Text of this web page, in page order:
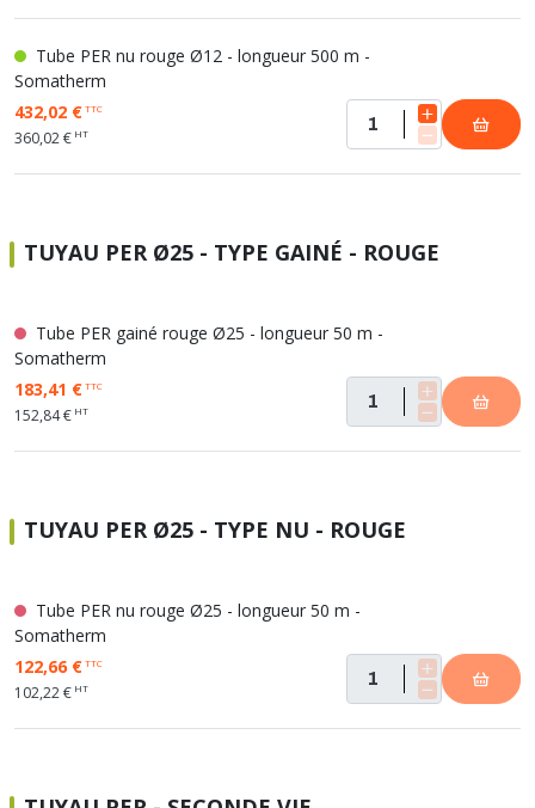
Tube PER nu rouge Ø12 - longueur 500 m -
Somatherm
432,02 €TTC
360,02 € HT
TUYAU PER Ø25 - TYPE GAINÉ - ROUGE
Tube PER gainé rouge Ø25 - longueur 50 m -
Somatherm
183,41 €TTC
152,84 € HT
TUYAU PER Ø25 - TYPE NU - ROUGE
Tube PER nu rouge Ø25 - longueur 50 m -
Somatherm
122,66 €TTC
102,22 € HT